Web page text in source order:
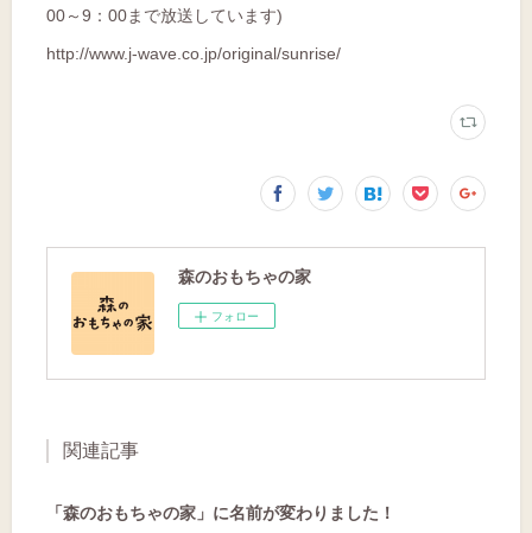
00～9：00まで放送しています)
http://www.j-wave.co.jp/original/sunrise/
森のおもちゃの家
フォロー
関連記事
「森のおもちゃの家」に名前が変わりました！